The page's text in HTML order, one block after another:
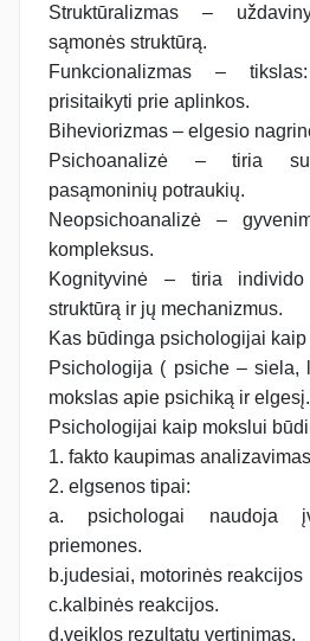
Struktūralizmas –
sąmonės struktūrą.
Funkcionalizmas –
prisitaikyti prie aplinkos.
Biheviorizmas – elgesio
Psichoanalizė – tiria
pasąmoninių potraukių.
Neopsichoanalizė –
kompleksus.
Kognityvinė – tiria
struktūrą ir jų mechanizmus.
Kas būdinga psichologijai
Psichologija ( psiche – siela,
mokslas apie psichiką ir elgesį.
Psichologijai kaip mokslui
1. fakto kaupimas
2. elgsenos tipai:
a. psichologai naudoja
priemones.
b.judesiai, motorinės reakcijos
c.kalbinės reakcijos.
d.veiklos rezultatų vertinimas.